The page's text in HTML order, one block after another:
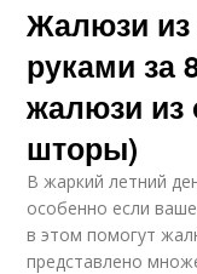
Жалюзи из
руками за
жалюзи из
шторы)
В жаркий летний
особенно если
в этом помогут
представлено